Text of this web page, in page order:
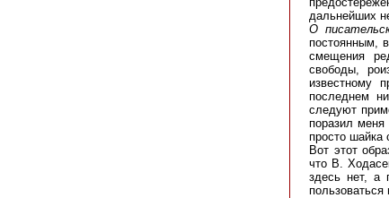
дальнейших
О
постоянным,
смещения
свободы,
известному
последнем
следуют
поразил
просто шайка
Вот этот
что В.
здесь нет, а